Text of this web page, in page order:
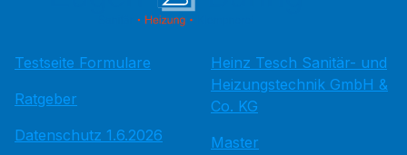
Testseite Formulare
Ratgeber
Datenschutz 1.6.2026
Heinz Tesch Sanitär- und
Heizungstechnik GmbH &
Co. KG
Master